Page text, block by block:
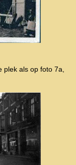
als op foto 7a,